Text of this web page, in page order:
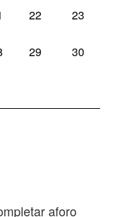
22 23
29 30
aforo